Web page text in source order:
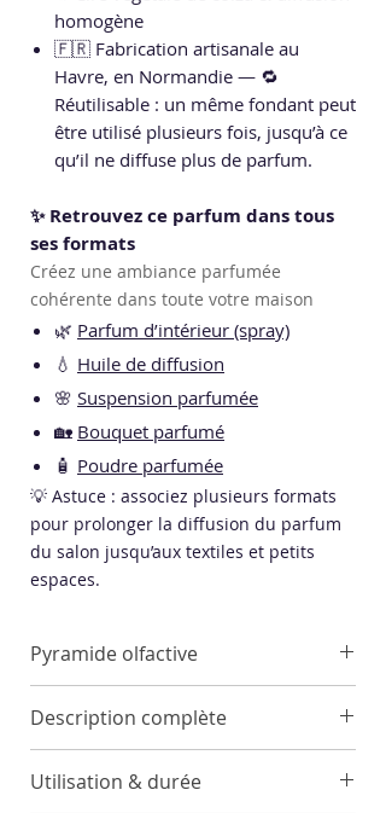
homogène
🇫🇷 Fabrication artisanale au
Havre, en Normandie — 🔁
Réutilisable : un même fondant peut
être utilisé plusieurs fois, jusqu’à ce
qu’il ne diffuse plus de parfum.
✨ Retrouvez ce parfum dans tous
ses formats
Créez une ambiance parfumée
cohérente dans toute votre maison
🌿 Parfum d’intérieur (spray)
💧 Huile de diffusion
🌸 Suspension parfumée
🏡 Bouquet parfumé
🧴 Poudre parfumée
💡 Astuce : associez plusieurs formats
pour prolonger la diffusion du parfum
du salon jusqu’aux textiles et petits
espaces.
Pyramide olfactive
Mandarine, Accord Marin
Notes de cœur
Chèvrefeuille
Description complète
propose une ambiance florale
Utilisation & durée